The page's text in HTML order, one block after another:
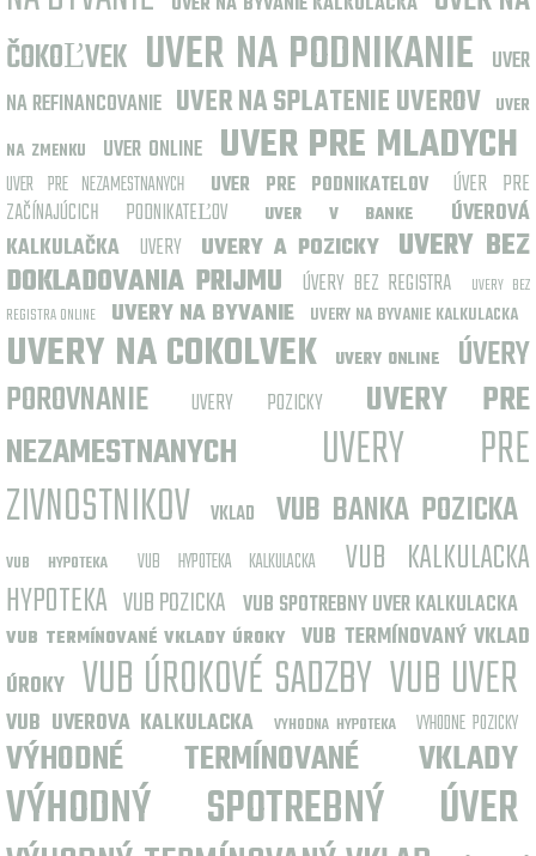
ČOKOĽVEK UVER NA PODNIKANIE UVER
NA REFINANCOVANIE UVER NA SPLATENIE UVEROV
UVER
NA ZMENKU
UVER ONLINE UVER PRE MLADYCH
UVER PRE NEZAMESTNANYCH UVER PRE PODNIKATELOV
ÚVER PRE
ZAČÍNAJÚCICH PODNIKATEĽOV
UVER V BANKE
ÚVEROVÁ
KALKULAČKA
UVERY UVERY A POZICKY UVERY BEZ
DOKLADOVANIA PRIJMU
ÚVERY BEZ REGISTRA
UVERY BEZ
REGISTRA ONLINE
UVERY NA BYVANIE UVERY NA BYVANIE KALKULACKA
UVERY NA COKOLVEK UVERY ONLINE
ÚVERY
POROVNANIE
UVERY POZICKY
UVERY PRE
NEZAMESTNANYCH
UVERY PRE
ZIVNOSTNIKOV
VKLAD VUB BANKA POZICKA
VUB HYPOTEKA VUB HYPOTEKA KALKULACKA
VUB KALKULACKA
HYPOTEKA VUB POZICKA VUB SPOTREBNY UVER KALKULACKA
VUB TERMÍNOVANÉ VKLADY ÚROKY
VUB TERMÍNOVANÝ VKLAD
ÚROKY VUB ÚROKOVÉ SADZBY VUB UVER
VUB UVEROVA KALKULACKA VYHODNA HYPOTEKA VYHODNE POZICKY
VÝHODNÉ TERMÍNOVANÉ VKLADY
VÝHODNÝ SPOTREBNÝ ÚVER